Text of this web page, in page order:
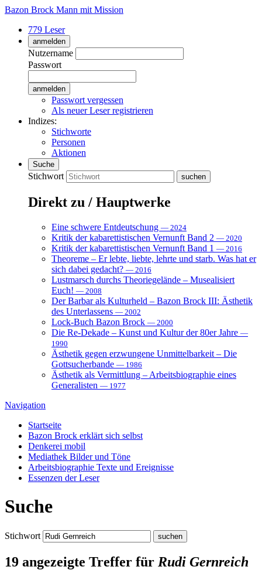
Bazon Brock Mann mit Mission
779 Leser
anmelden
Nutzername
Passwort
Passwort vergessen
Als neuer Leser registrieren
Indizes:
Stichworte
Personen
Aktionen
Suche
Stichwort
Direkt zu / Hauptwerke
Eine schwere Entdeutschung — 2024
Kritik der kabarettistischen Vernunft Band 2 — 2020
Kritik der kabarettistischen Vernunft Band 1 — 2016
Theoreme – Er lebte, liebte, lehrte und starb. Was hat er
sich dabei gedacht? — 2016
Lustmarsch durchs Theoriegelände – Musealisiert
Euch! — 2008
Der Barbar als Kulturheld – Bazon Brock III: Ästhetik
des Unterlassens — 2002
Lock-Buch Bazon Brock — 2000
Die Re-Dekade – Kunst und Kultur der 80er Jahre —
1990
Ästhetik gegen erzwungene Unmittelbarkeit – Die
Gottsucherbande — 1986
Ästhetik als Vermittlung – Arbeitsbiographie eines
Generalisten — 1977
Navigation
Startseite
Bazon Brock erklärt sich selbst
Denkerei mobil
Mediathek Bilder und Töne
Arbeitsbiographie Texte und Ereignisse
Essenzen der Leser
Suche
Stichwort
19 angezeigte Treffer für Rudi Gernreich